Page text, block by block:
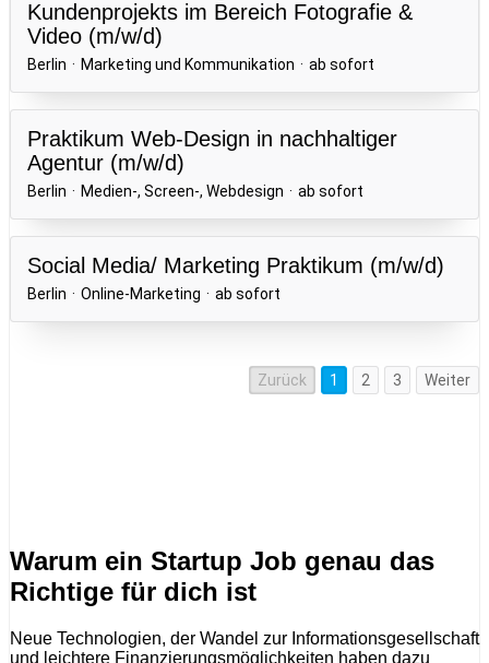
Warum ein Startup Job genau das
Richtige für dich ist
Neue Technologien, der Wandel zur Informationsgesellschaft
und leichtere Finanzierungsmöglichkeiten haben dazu